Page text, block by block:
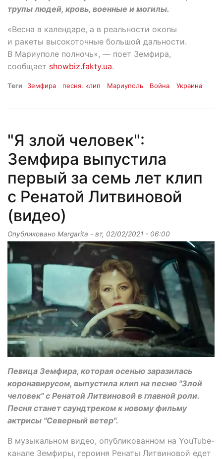
трупы людей, кровь, военные и могилы.
«Весна в календаре, а в реальности окопы
и ракеты высокоточные большой дальности.
В Мариуполе полночь», — поет Земфира,
сообщает showbiz.fakty.ua.
Теги Земфира песня. клип Мариуполь Война Украина
"Я злой человек":
Земфира выпустила
первый за семь лет клип
с Ренатой Литвиновой
(видео)
Опубликовано Margarita - вт, 02/02/2021 - 06:00
Певица Земфира, которая осенью заразилась
коронавирусом, выпустила клип на песню "Злой
человек" с Ренатой Литвиновой в главной роли.
Песня станет саундтреком к новому фильму
актрисы "Северный ветер".
В музыкальном видео, опубликованном на YouTube-
канале Земфиры, героиня Ренаты Литвиновой едет